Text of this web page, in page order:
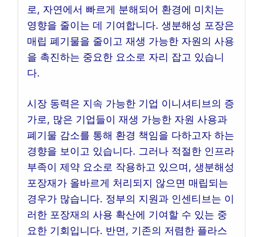
로, 자연에서 빠르게 분해되어 환경에 미치는
영향을 줄이는 데 기여합니다. 생분해성 포장은
매립 폐기물을 줄이고 재생 가능한 자원의 사용
을 촉진하는 중요한 요소로 자리 잡고 있습니
다.
시장 동력은 지속 가능한 기업 이니셔티브의 증
가로, 많은 기업들이 재생 가능한 자원 사용과
폐기물 감소를 통해 환경 책임을 다하고자 하는
경향을 보이고 있습니다. 그러나 적절한 인프라
부족이 제약 요소로 작용하고 있으며, 생분해성
포장재가 올바르게 처리되지 않으면 매립되는
경우가 많습니다. 정부의 지원과 인센티브는 이
러한 포장재의 사용 확산에 기여할 수 있는 중
요한 기회입니다. 반면, 기존의 저렴한 플라스